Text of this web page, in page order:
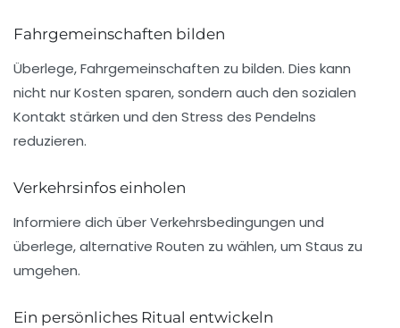
Fahrgemeinschaften bilden
Überlege, Fahrgemeinschaften zu bilden. Dies kann
nicht nur Kosten sparen, sondern auch den sozialen
Kontakt stärken und den Stress des Pendelns
reduzieren.
Verkehrsinfos einholen
Informiere dich über Verkehrsbedingungen und
überlege, alternative Routen zu wählen, um Staus zu
umgehen.
Ein persönliches Ritual entwickeln